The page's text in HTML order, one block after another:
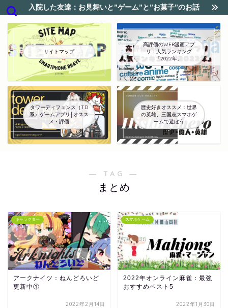
入院した友達：お見舞いと”ゲーム”と”お菓子”のお話
サイトマップ
高評価のWEB漫画アプ
リ：人気ランキング
「2022年」
タワーディフェンス（TD
系）ゲームアプリ│オスス
メ・評価
歴史好きオススメ：世界
の英雄、三国志スマホゲ
ームで遊ぼう
― TAG ―
まとめ
キャラクター
アークナイツ：ねんどろいど
更新中①
2022年2月14日
スマホゲーム
2022年オンライン麻雀：最強
おすすめベスト5
2022年1月30日